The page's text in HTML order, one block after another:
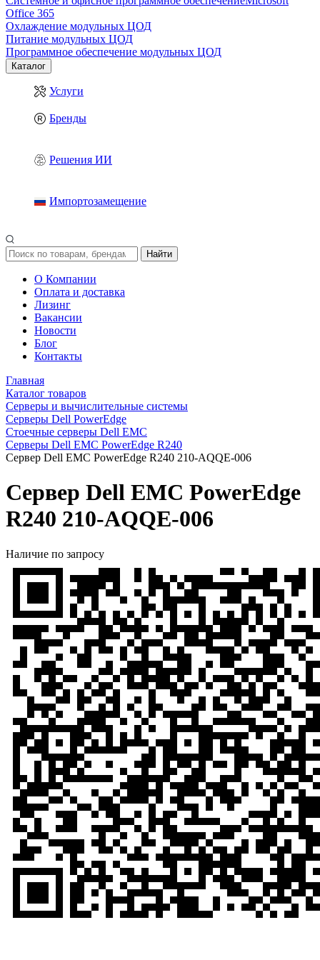
Office 365
Охлаждение модульных ЦОД
Питание модульных ЦОД
Программное обеспечение модульных ЦОД
Каталог
Услуги
Бренды
Решения ИИ
Импортозамещение
Найти
О Компании
Оплата и доставка
Лизинг
Вакансии
Новости
Блог
Контакты
Главная
Каталог товаров
Серверы и вычислительные системы
Серверы Dell PowerEdge
Стоечные серверы Dell EMC
Серверы Dell EMC PowerEdge R240
Сервер Dell EMC PowerEdge R240 210-AQQE-006
Сервер Dell EMC PowerEdge
R240 210-AQQE-006
Наличие по запросу